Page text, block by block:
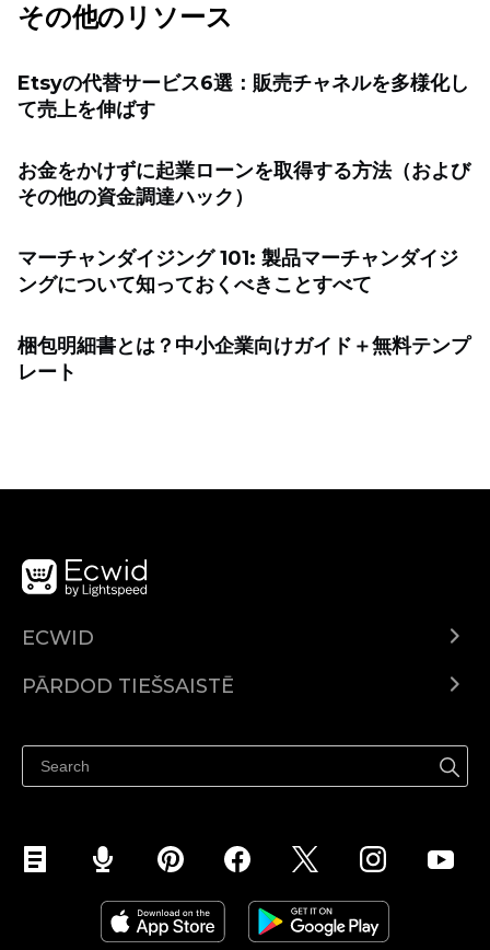
その他のリソース
Etsyの代替サービス6選：販売チャネルを多様化し
て売上を伸ばす
お金をかけずに起業ローンを取得する方法（および
その他の資金調達ハック）
マーチャンダイジング 101: 製品マーチャンダイジ
ングについて知っておくべきことすべて
梱包明細書とは？中小企業向けガイド＋無料テンプ
レート
ECWID
Izcenojumi
PĀRDOD TIEŠSAISTĒ
Pārdod Facebook
Pārdod Instagram